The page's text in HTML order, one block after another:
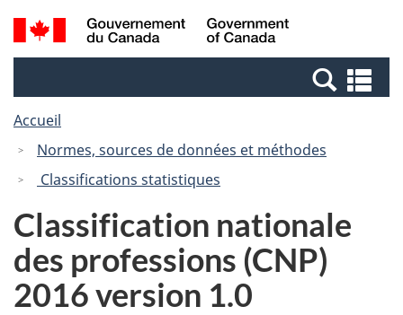
Passer
au
Passer
à
Canada
Recherche
et
et
Accueil
Normes, sources de données et méthodes
Classifications statistiques
Classification nationale
des professions (CNP)
2016 version 1.0